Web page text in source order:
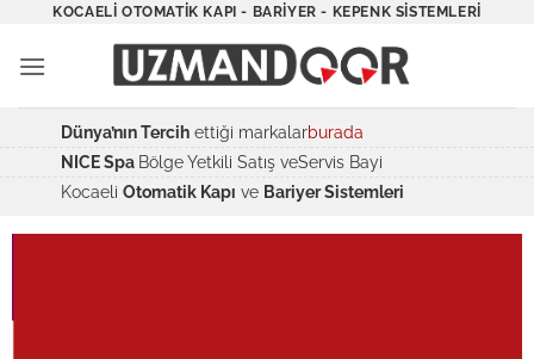
İçeriğeKOCAELI OTOMATIK KAPI - BARIYER - KEPENK SISTEMLERI
Dünya’nın Tercih ettiği markalarburada
NICE Spa Bölge Yetkili Satış veServis Bayi
Kocaeli Otomatik Kapı ve Bariyer Sistemleri